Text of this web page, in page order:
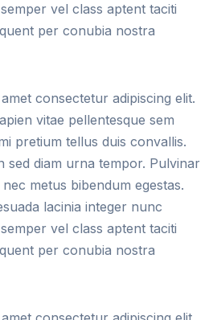
vel class aptent taciti
per conubia nostra
consectetur adipiscing elit.
vitae pellentesque sem
pretium tellus duis convallis.
sed diam urna tempor. Pulvinar
metus bibendum egestas.
lacinia integer nunc
vel class aptent taciti
per conubia nostra